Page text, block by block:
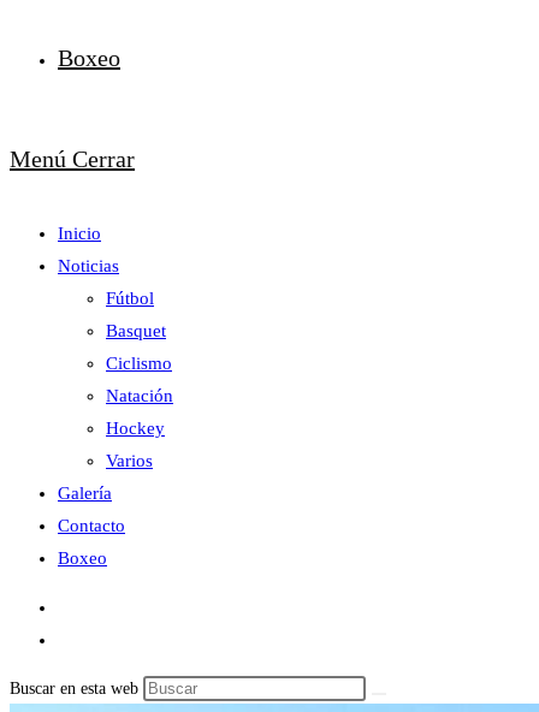
Boxeo
Menú Cerrar
Inicio
Noticias
Fútbol
Basquet
Ciclismo
Natación
Hockey
Varios
Galería
Contacto
Boxeo
Buscar en esta web